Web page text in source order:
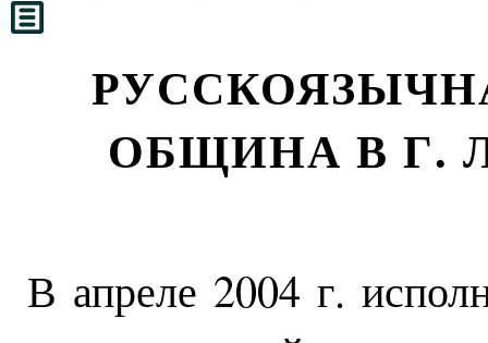
ОБЩИНА В Г.
В апреле 2004 г.